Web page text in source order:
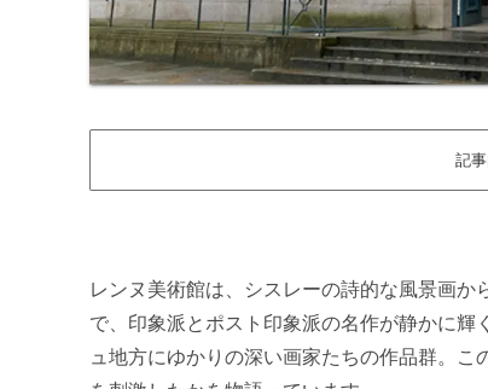
記
レンヌ美術館は、シスレーの詩的な風景画か
で、印象派とポスト印象派の名作が静かに
ュ地方にゆかりの深い画家たちの作品群。